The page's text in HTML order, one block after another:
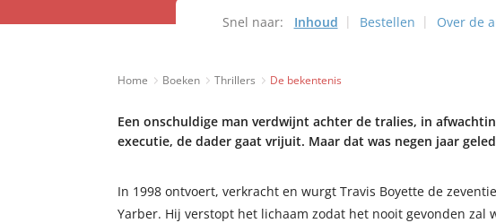
Snel naar: Inhoud Bestellen Over de
Home Boeken Thrillers De bekentenis
Een onschuldige man verdwijnt achter de tralies, in
executie, de dader gaat vrijuit. Maar dat was negen jaar
In 1998 ontvoert, verkracht en wurgt Travis Boyette de
Yarber. Hij verstopt het lichaam zodat het nooit gevonden zal